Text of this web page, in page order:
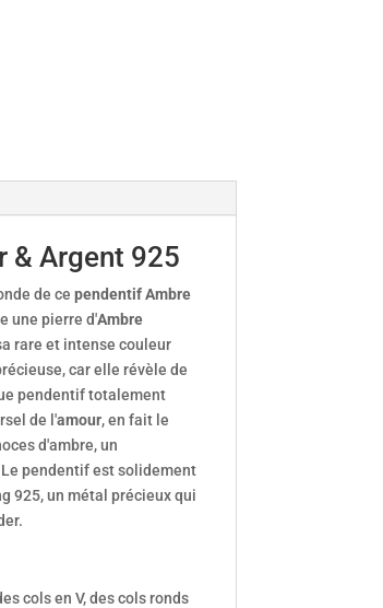
& Argent 925
de ce pendentif Ambre
une pierre d'Ambre
rare et intense couleur
car elle révèle de
pendentif totalement
de l'amour, en fait le
d'ambre, un
pendentif est solidement
925, un métal précieux qui
cols en V, des cols ronds